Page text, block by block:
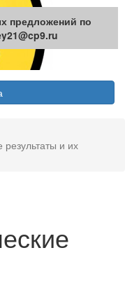
и их
предложений по